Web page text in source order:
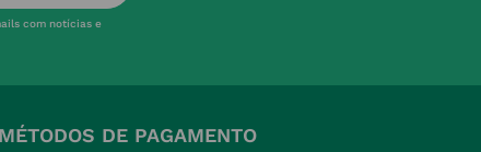
com notícias e
MÉTODOS DE PAGAMENTO